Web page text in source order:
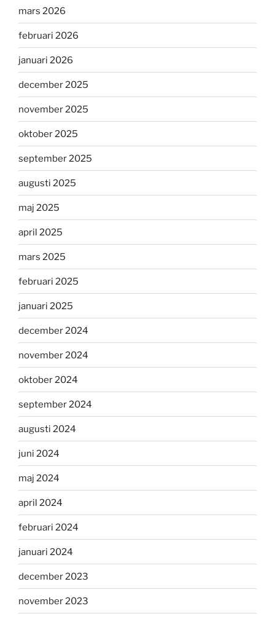
mars 2026
februari 2026
januari 2026
december 2025
november 2025
oktober 2025
september 2025
augusti 2025
maj 2025
april 2025
mars 2025
februari 2025
januari 2025
december 2024
november 2024
oktober 2024
september 2024
augusti 2024
juni 2024
maj 2024
april 2024
februari 2024
januari 2024
december 2023
november 2023